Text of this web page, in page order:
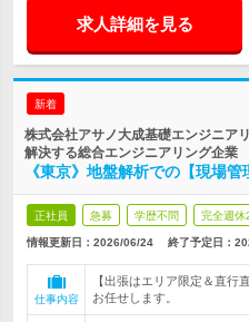
求人詳細を見る
新着
株式会社アサノ大成基礎エンジニア
解決する総合エンジニアリング企業
《東京》地盤解析での【現場
正社員 急募 学歴不問 完全週休
情報更新日：2026/06/24 終了予定日：
仕事内容
【出張はエリア限定＆直行
お任せします。